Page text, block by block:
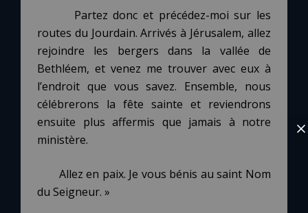
Partez donc et précédez-moi sur les
routes du Jourdain. Arrivés à Jérusalem, allez
rejoindre les bergers dans la vallée de
Bethléem, et venez me trouver avec eux à
l’endroit que vous savez. Ensemble, nous
célébrerons la fête sainte et reviendrons
ensuite plus affermis que jamais à notre
ministère.
Allez en paix. Je vous bénis au saint Nom
du Seigneur. »